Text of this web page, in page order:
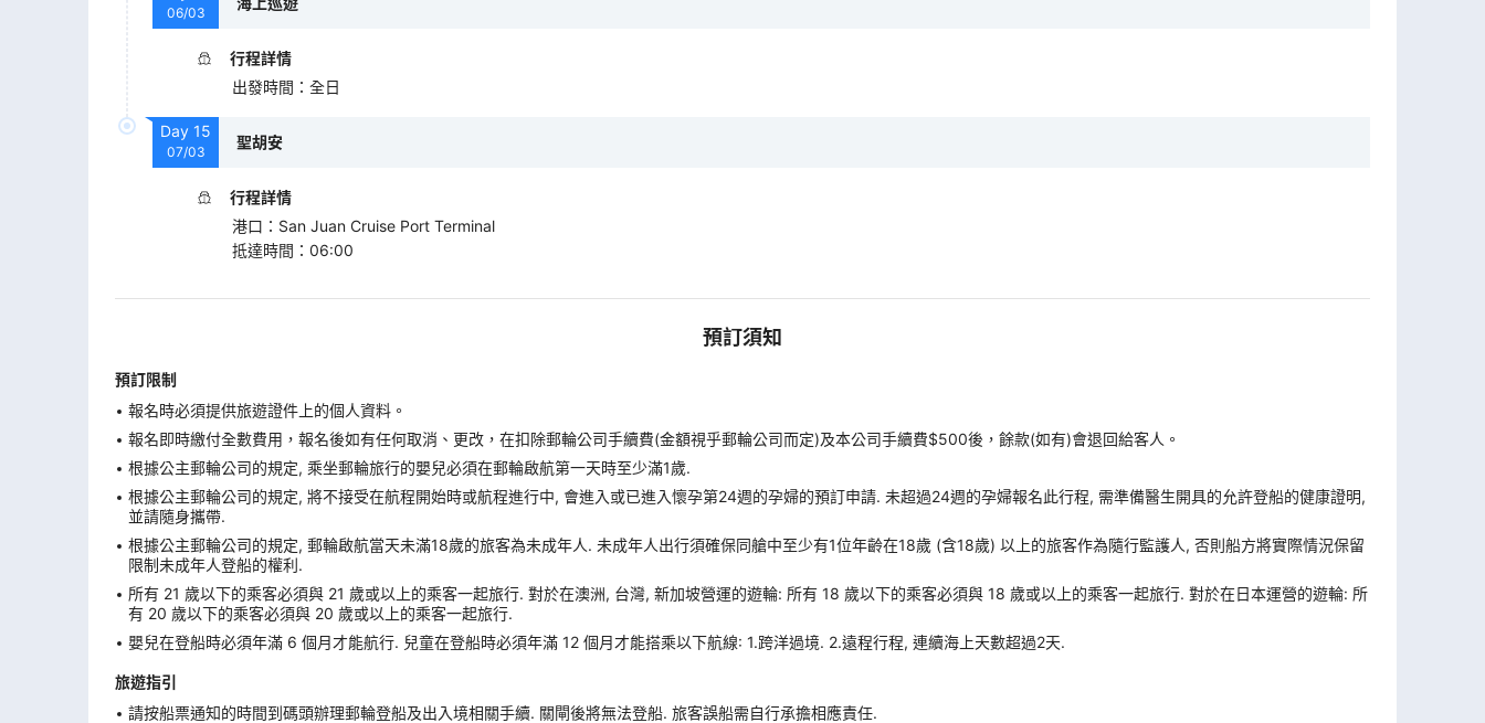
06/03
行程詳情
出發時間 ： 全日
Day 15
07/03
聖胡安
行程詳情
港口 ： San Juan Cruise Port Terminal
抵達時間 ： 06:00
預訂須知
預訂限制
報名時必須提供旅遊證件上的個人資料。
報名即時繳付全數費用，報名後如有任何取消、更改，在扣除郵輪公司手續費(金額視乎郵輪公司而定)及本公司手續費$500後，餘款(如有)會退回給客人。
根據公主郵輪公司的規定, 乘坐郵輪旅行的嬰兒必須在郵輪啟航第一天時至少滿1歲.
根據公主郵輪公司的規定, 將不接受在航程開始時或航程進行中, 會進入或已進入懷孕第24週的孕婦的預訂申請. 未超過24週的孕婦報名此行程, 需準備醫生開具的允許登船的健康證明,
並請隨身攜帶.
根據公主郵輪公司的規定, 郵輪啟航當天未滿18歲的旅客為未成年人. 未成年人出行須確保同艙中至少有1位年齡在18歲 (含18歲) 以上的旅客作為隨行監護人, 否則船方將實際情況保留
限制未成年人登船的權利.
所有 21 歲以下的乘客必須與 21 歲或以上的乘客一起旅行. 對於在澳洲, 台灣, 新加坡營運的遊輪: 所有 18 歲以下的乘客必須與 18 歲或以上的乘客一起旅行. 對於在日本運營的遊輪: 所
有 20 歲以下的乘客必須與 20 歲或以上的乘客一起旅行.
嬰兒在登船時必須年滿 6 個月才能航行. 兒童在登船時必須年滿 12 個月才能搭乘以下航線: 1.跨洋過境. 2.遠程行程, 連續海上天數超過2天.
旅遊指引
請按船票通知的時間到碼頭辦理郵輪登船及出入境相關手續. 關閘後將無法登船. 旅客誤船需自行承擔相應責任.